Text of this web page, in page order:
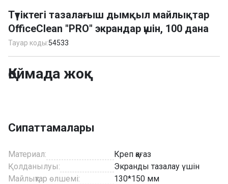
of
1
Түтіктегі тазалағыш дымқыл майлықтар
OfficeClean "PRO" экрандар үшін, 100 дана
Тауар коды:54533
Қоймада жоқ
Сипаттамалары
Материал:
Креп қағаз
Қолданылуы:
Экранды тазалау үшін
Майлықтар өлшемі:
130*150 мм